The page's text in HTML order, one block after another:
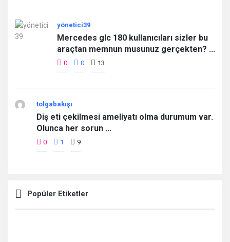
yönetici39
Mercedes glc 180 kullanıcıları sizler bu
araçtan memnun musunuz gerçekten? ...
0 0 13
tolgabakışı
Diş eti çekilmesi ameliyatı olma durumum var.
Olunca her sorun ...
0 1 9
Popüler Etiketler